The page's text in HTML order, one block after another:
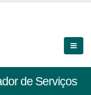
de Serviços